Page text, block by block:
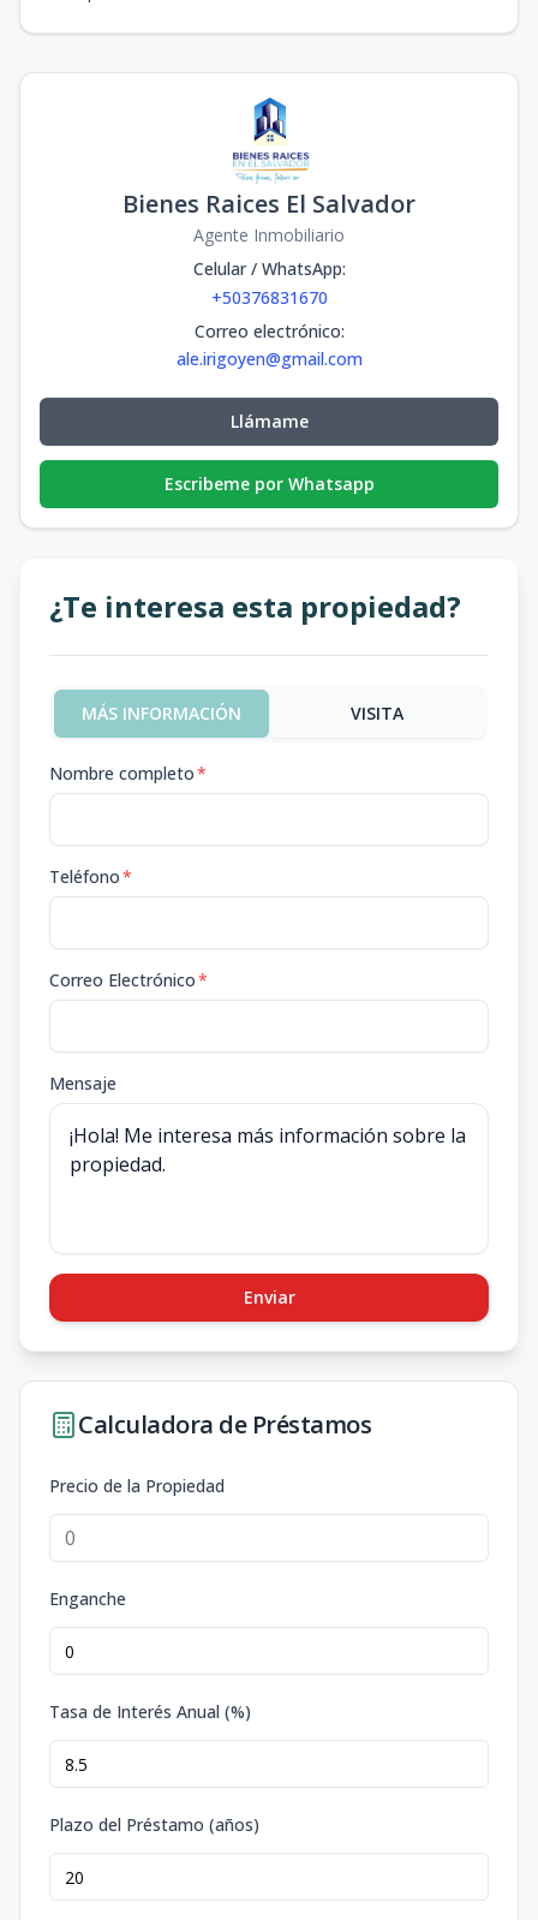
Bienes Raices El Salvador
Agente Inmobiliario
Celular / WhatsApp:
+50376831670
Correo electrónico:
ale.irigoyen@gmail.com
Llámame
Escribeme por Whatsapp
¿Te interesa esta propiedad?
MÁS INFORMACIÓN VISITA
Nombre completo*
Teléfono*
Correo Electrónico*
Mensaje
Enviar
Calculadora de Préstamos
Precio de la Propiedad
Enganche
Tasa de Interés Anual (%)
Plazo del Préstamo (años)